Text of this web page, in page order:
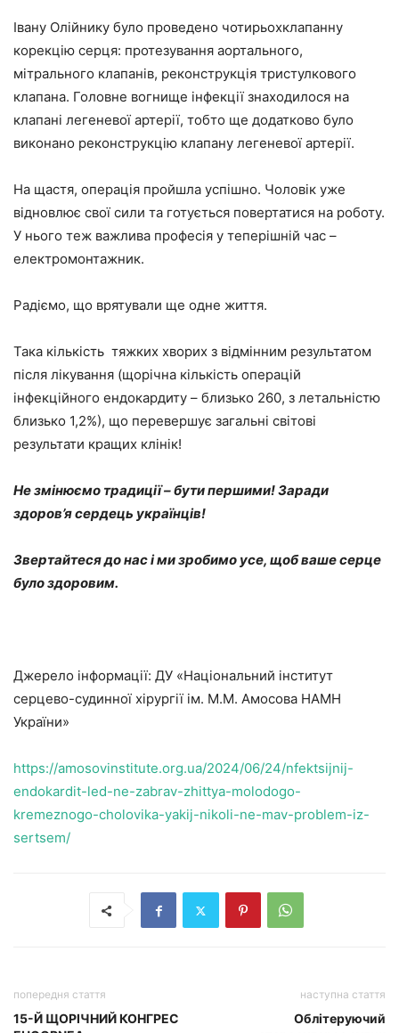
Івану Олійнику було проведено чотирьохклапанну
корекцію серця: протезування аортального,
мітрального клапанів, реконструкція тристулкового
клапана. Головне вогнище інфекції знаходилося на
клапані легеневої артерії, тобто ще додатково було
виконано реконструкцію клапану легеневої артерії.
На щастя, операція пройшла успішно. Чоловік уже
відновлює свої сили та готується повертатися на роботу.
У нього теж важлива професія у теперішній час –
електромонтажник.
Радіємо, що врятували ще одне життя.
Така кількість тяжких хворих з відмінним результатом
після лікування (щорічна кількість операцій
інфекційного ендокардиту – близько 260, з летальністю
близько 1,2%), що перевершує загальні світові
результати кращих клінік!
Не змінюємо традиції – бути першими! Заради
здоров’я сердець українців!
Звертайтеся до нас і ми зробимо усе, щоб ваше серце
було здоровим.
Джерело інформації: ДУ «Національний інститут
серцево-судинної хірургії ім. М.М. Амосова НАМН
України»
https://amosovinstitute.org.ua/2024/06/24/nfektsijnij-
endokardit-led-ne-zabrav-zhittya-molodogo-
kremeznogo-cholovika-yakij-nikoli-ne-mav-problem-iz-
sertsem/
попередня стаття
15-Й ЩОРІЧНИЙ КОНГРЕС
наступна стаття
Облітеруючий